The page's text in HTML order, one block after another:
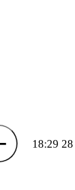
18:29